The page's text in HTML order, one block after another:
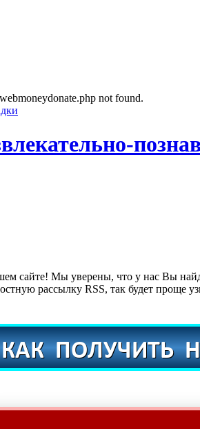
not found.
сайте! Мы уверены, что у нас Вы
рассылку RSS, так будет проще